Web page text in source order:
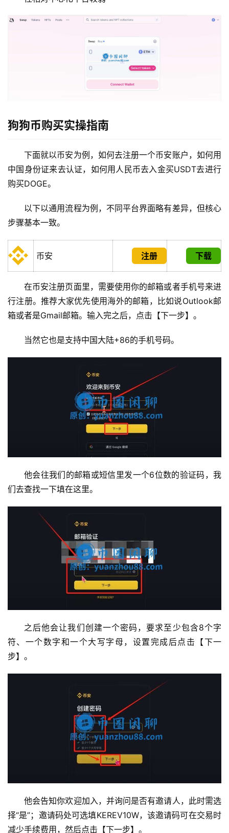
狗狗币购买实操指南
下面就以币安为例，如何去注册一个币安账户，如何用
中国身份证来去认证，如何用人民币去入金买USDT去进行
购买DOGE。
以下以通用流程为例，不同平台界面略有差异，但核心
步骤基本一致。
币安 注册 下载
在币安注册页面里，需要使用你的邮箱或者手机号来进
行注册。推荐大家优先使用海外的邮箱，比如说Outlook邮
箱或者是Gmail邮箱。输入完之后，点击【下一步】。
当然它也是支持中国大陆+86的手机号码。
他会往我们的邮箱或短信里发一个6位数的验证码，我
们去查找一下填在这里。
之后他会让我们创建一个密码，要求至少包含8个字
符、一个数字和一个大写字母，设置完成后点击【下一
步】。
他会告知你欢迎加入，并询问是否有邀请人，此时需选
择“是”；邀请码处可选填KEREV10W，该邀请码可在交易时
减少手续费用，然后点击【下一步】。